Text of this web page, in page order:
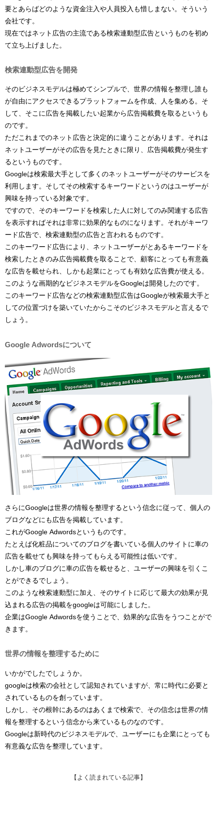
要とあらばどのような資金注入や人員投入も惜しまない。そういう
会社です。
現在ではネット広告の主流である検索連動型広告というものを初め
て立ち上げました。
検索連動型広告を開発
そのビジネスモデルは極めてシンプルで、世界の情報を整理し誰も
が自由にアクセスできるプラットフォームを作成、人を集める。そ
して、そこに広告を掲載したい起業から広告掲載費を取るというも
のです。
ただこれまでのネット広告と決定的に違うことがあります。それは
ネットユーザーがその広告を見たときに限り、広告掲載費が発生す
るというものです。
Googleは検索最大手として多くのネットユーザーがそのサービスを
利用します。そしてその検索するキーワードというのはユーザーが
興味を持っている対象です。
ですので、そのキーワードを検索した人に対してのみ関連する広告
を表示すればそれは非常に効果的なものになります。それがキーワ
ード広告で、検索連動型の広告と言われるものです。
このキーワード広告により、ネットユーザーがとあるキーワードを
検索したときのみ広告掲載費を取ることで、顧客にとっても有意義
な広告を載せられ、しかも起業にとっても有効な広告費が使える。
このような画期的なビジネスモデルをGoogleは開発したのです。
このキーワード広告などの検索連動型広告はGoogleが検索最大手と
しての位置づけを築いていたからこそのビジネスモデルと言えるで
しょう。
Google Adwordsについて
さらにGoogleは世界の情報を整理するという信念に従って、個人の
ブログなどにも広告を掲載しています。
これがGoogle Adwordsというものです。
たとえば化粧品についてのブログを書いている個人のサイトに車の
広告を載せても興味を持ってもらえる可能性は低いです。
しかし車のブログに車の広告を載せると、ユーザーの興味を引くこ
とができるでしょう。
このような検索連動型に加え、そのサイトに応じて最大の効果が見
込まれる広告の掲載をgoogleは可能にしました。
企業はGoogle Adwordsを使うことで、効果的な広告をうつことがで
きます。
世界の情報を整理するために
いかがでしたでしょうか。
googleは検索の会社として認知されていますが、常に時代に必要と
されているものを創っています。
しかし、その根幹にあるのはあくまで検索で、その信念は世界の情
報を整理するという信念から来ているものなのです。
Googleは新時代のビジネスモデルで、ユーザーにも企業にとっても
有意義な広告を整理しています。
【よく読まれている記事】